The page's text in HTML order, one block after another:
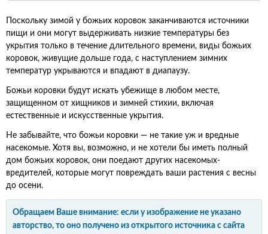
Поскольку зимой у божьих коровок заканчиваются источники
пищи и они могут выдерживать низкие температуры без
укрытия только в течение длительного времени, виды божьих
коровок, живущие дольше года, с наступлением зимних
температур укрываются и впадают в диапаузу.
Божьи коровки будут искать убежище в любом месте,
защищенном от хищников и зимней стихии, включая
естественные и искусственные укрытия.
Не забывайте, что божьи коровки — не такие уж и вредные
насекомые. Хотя вы, возможно, и не хотели бы иметь полный
дом божьих коровок, они поедают других насекомых-
вредителей, которые могут повреждать ваши растения с весны
до осени.
Обращаем Ваше внимание: если у изображение не указано
авторство, то оно получено из открытого источника с сайта